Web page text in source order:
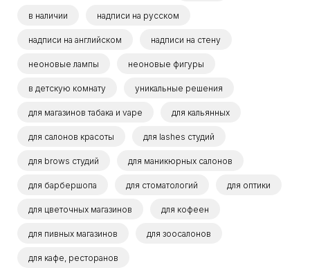
в наличии надписи на русском
надписи на английском надписи на стену
неоновые лампы неоновые фигуры
в детскую комнату уникальные решения
для магазинов табака и vape для кальянных
для салонов красоты для lashes студий
для brows студий для маникюрных салонов
для барбершопа для стоматологий для оптики
для цветочных магазинов для кофеен
для пивных магазинов для зоосалонов
для кафе, ресторанов